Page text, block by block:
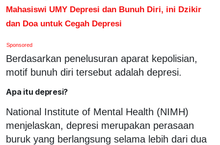
Mahasiswi UMY Depresi dan Bunuh Diri, ini Dzikir
dan Doa untuk Cegah Depresi
Sponsored
Berdasarkan penelusuran aparat kepolisian,
motif bunuh diri tersebut adalah depresi.
Apa itu depresi?
National Institute of Mental Health (NIMH)
menjelaskan, depresi merupakan perasaan
buruk yang berlangsung selama lebih dari dua